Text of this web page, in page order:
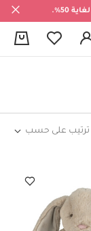
50%.
ترتيب على حسب